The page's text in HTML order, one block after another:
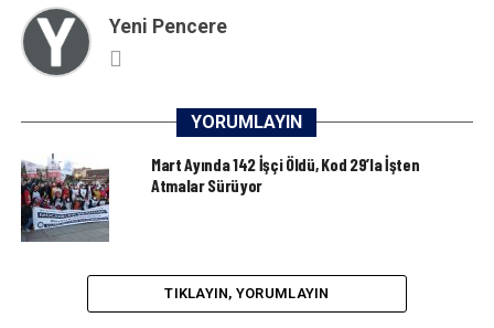
Yeni Pencere
YORUMLAYIN
Mart Ayında 142 İşçi Öldü, Kod 29’la İşten
Atmalar Sürüyor
TIKLAYIN, YORUMLAYIN